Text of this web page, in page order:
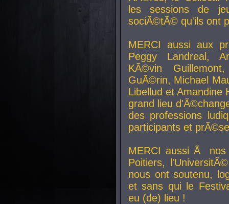
les sessions de
sociÃ©tÃ© qu'ils ont
MERCI aussi aux
Peggy Landreal,
KÃ©vin
GuÃ©rin, Michael
Libellud et Amandine
grand lieu
des professions
participants et
MERCI aussi Ã nos
Poitiers,
nous ont soutenu,
et sans qui le
eu (de) lieu !